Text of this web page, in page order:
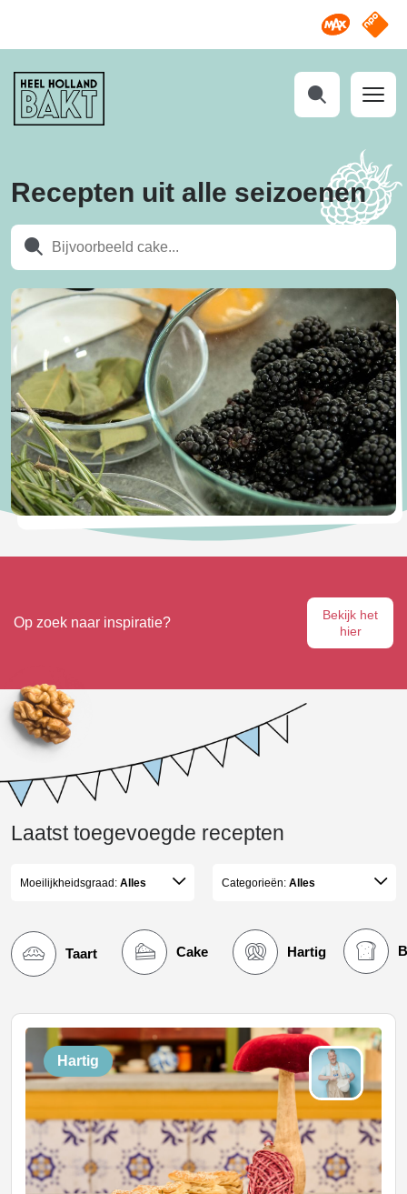
Omroep
NPO
Heel
Holland
Bakt
Recepten uit alle seizoenen
ZoekenZoeken
Op zoek naar inspiratie?
Bekijk het
hier
Laatst toegevoegde recepten
Moeilijkheidsgraad: Alles Categorieën: Alles
Taart Cake Hartig
Hartig